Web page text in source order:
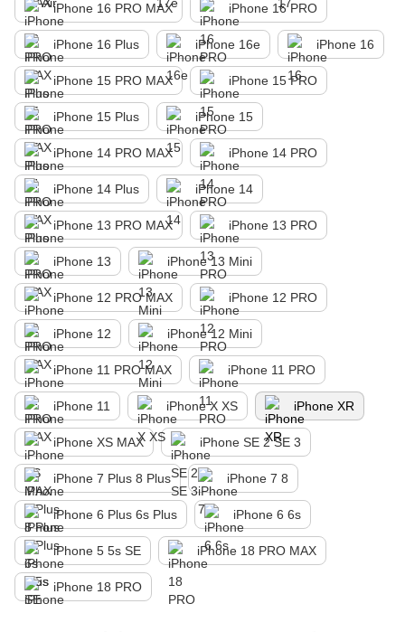
iPhone 16 PRO MAX iPhone 16 PRO
iPhone 16 Plus iPhone 16e iPhone 16
iPhone 15 PRO MAX iPhone 15 PRO
iPhone 15 Plus iPhone 15
iPhone 14 PRO MAX iPhone 14 PRO
iPhone 14 Plus iPhone 14
iPhone 13 PRO MAX iPhone 13 PRO
iPhone 13 iPhone 13 Mini
iPhone 12 PRO MAX iPhone 12 PRO
iPhone 12 iPhone 12 Mini
iPhone 11 PRO MAX iPhone 11 PRO
iPhone 11 iPhone X XS iPhone XR
iPhone XS MAX iPhone SE 2 SE 3
iPhone 7 Plus 8 Plus iPhone 7 8
iPhone 6 Plus 6s Plus iPhone 6 6s
iPhone 5 5s SE iPhone 18 PRO MAX
iPhone 18 PRO